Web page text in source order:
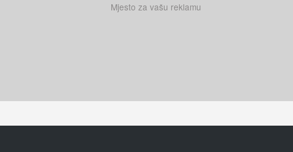
Mjesto za vašu reklamu